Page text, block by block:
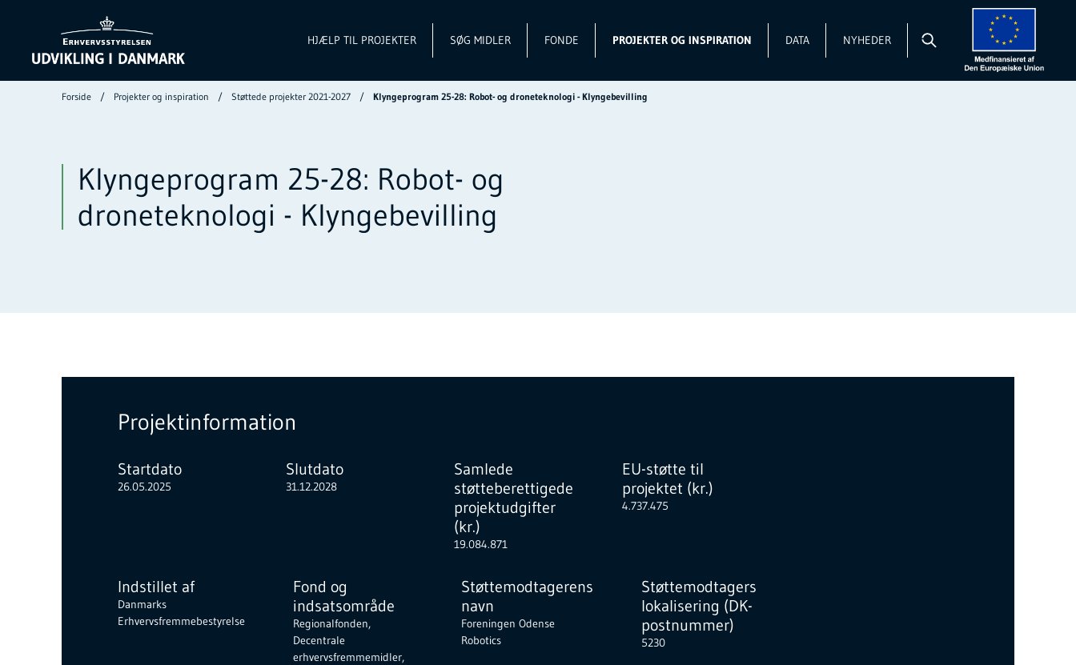
HJÆLP TIL PROJEKTER SØG MIDLER FONDE PROJEKTER OG INSPIRATION DATA NYHEDER
Forside Projekter og inspiration Støttede projekter 2021-2027 Klyngeprogram 25-28: Robot- og droneteknologi - Klyngebevilling
Klyngeprogram 25-28: Robot- og
droneteknologi - Klyngebevilling
Projektinformation
Startdato
26.05.2025
Slutdato
31.12.2028
Samlede
støtteberettigede
projektudgifter
(kr.)
19.084.871
EU-støtte til
projektet (kr.)
4.737.475
Indstillet af
Danmarks
Erhvervsfremmebestyrelse
Fond og
indsatsområde
Regionalfonden,
Decentrale
erhvervsfremmemidler,
Støttemodtagerens
navn
Foreningen Odense
Robotics
Støttemodtagers
lokalisering (DK-
postnummer)
5230